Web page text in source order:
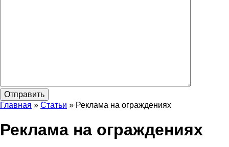
Главная » Статьи » Реклама на ограждениях
Реклама на ограждениях